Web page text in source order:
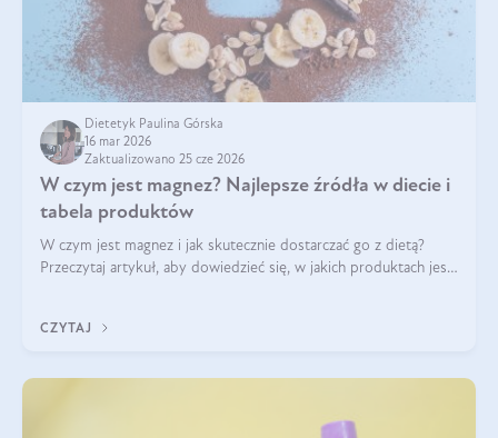
Dietetyk Paulina Górska
16 mar 2026
Zaktualizowano 25 cze 2026
W czym jest magnez? Najlepsze źródła w diecie i
tabela produktów
W czym jest magnez i jak skutecznie dostarczać go z dietą?
Przeczytaj artykuł, aby dowiedzieć się, w jakich produktach jest
CZYTAJ